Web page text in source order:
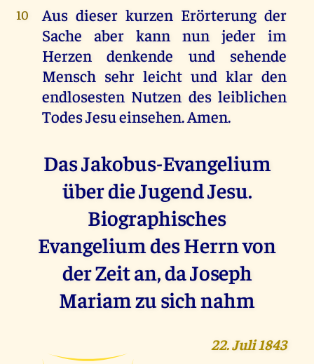
10
Aus dieser kurzen Erörterung der
Sache aber kann nun jeder im
Herzen denkende und sehende
Mensch sehr leicht und klar den
endlosesten Nutzen des leiblichen
Todes Jesu einsehen. Amen.
Das Jakobus-Evangelium
über die Jugend Jesu.
Biographisches
Evangelium des Herrn von
der Zeit an, da Joseph
Mariam zu sich nahm
22. Juli 1843